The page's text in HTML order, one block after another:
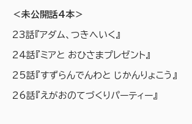
＜未公開話4本＞
23話『アダム、つきへいく』
24話『ミアと おひさまプレゼント』
25話『すずらんでんわと じかんりょこう』
26話『えがおのてづくりパーティー』